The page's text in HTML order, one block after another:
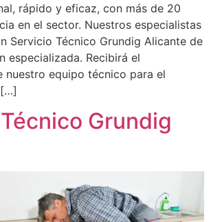
rápido y eficaz, con más de 20
en el sector. Nuestros especialistas
Servicio Técnico Grundig Alicante de
especializada. Recibirá el
nuestro equipo técnico para el
[…]
Grundig